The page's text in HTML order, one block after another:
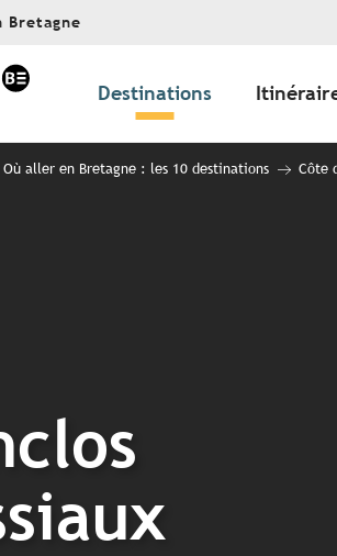
Destinations
Où aller en Bretagne : les 10 destinations Côte